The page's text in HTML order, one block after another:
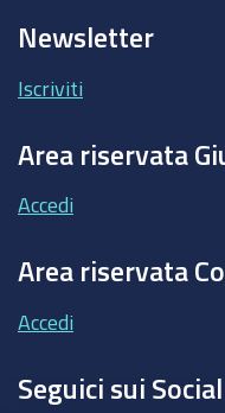
Newsletter
Iscriviti
Area riservata
Accedi
Area riservata
Accedi
Seguici sui Social